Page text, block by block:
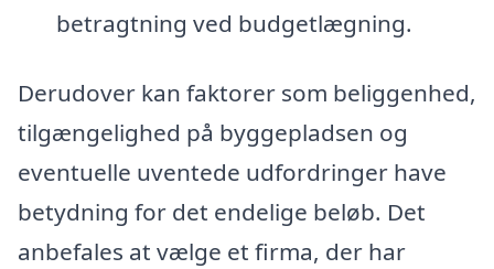
betragtning ved budgetlægning.
Derudover kan faktorer som beliggenhed,
tilgængelighed på byggepladsen og
eventuelle uventede udfordringer have
betydning for det endelige beløb. Det
anbefales at vælge et firma, der har